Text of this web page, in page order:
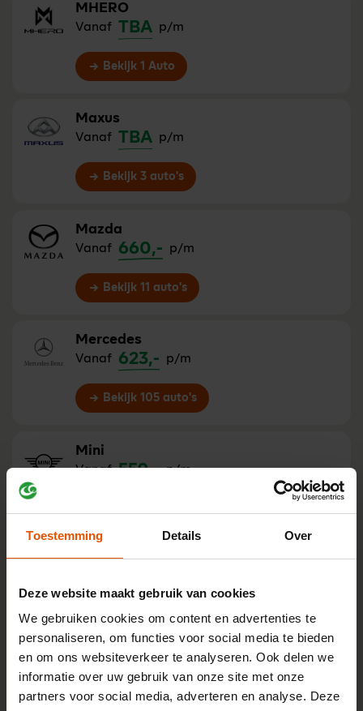
Toestemming Details Over
Deze website maakt gebruik van cookies
We gebruiken cookies om content en advertenties te
personaliseren, om functies voor social media te bieden
en om ons websiteverkeer te analyseren. Ook delen we
informatie over uw gebruik van onze site met onze
partners voor social media, adverteren en analyse. Deze
MHERO
Vanaf TBA p/m
Bekijk 1 Auto
Maxus
Vanaf TBA p/m
Bekijk 3 auto's
Mazda
Vanaf 660,- p/m
Bekijk 11 auto's
Mercedes
Vanaf 623,- p/m
Bekijk 105 auto's
Mini
Vanaf 559,- p/m
Mitsubishi
Bekijk 4 auto's
NIO
Vanaf 915,- p/m